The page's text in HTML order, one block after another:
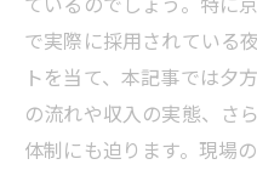
で実際に採用されている
トを当て、本記事では夕
の流れや収入の実態、さ
体制にも迫ります。現場